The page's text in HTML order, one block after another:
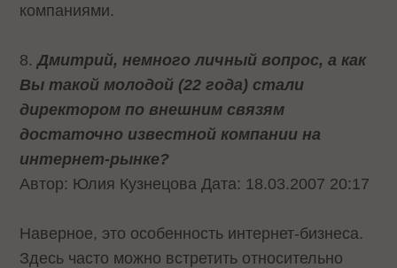
компаниями.
8.Дмитрий, немного личный вопрос, а как
Вы такой молодой (22 года) стали
директором по внешним связям
достаточно известной компании на
интернет-рынке?
Автор: Юлия Кузнецова Дата: 18.03.2007 20:17
Наверное, это особенность интернет-бизнеса.
Здесь часто можно встретить относительно